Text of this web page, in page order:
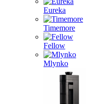
Eureka
Timemore
Fellow
Mlynko